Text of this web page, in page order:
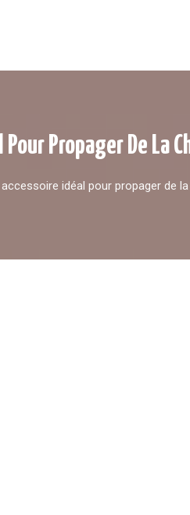
Propager De La
idéal pour propager de